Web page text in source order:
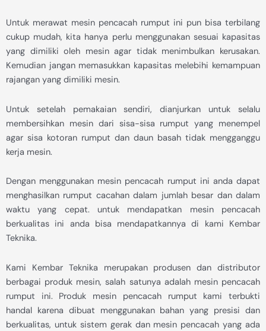
Untuk merawat mesin pencacah rumput ini pun bisa terbilang
cukup mudah, kita hanya perlu menggunakan sesuai kapasitas
yang dimiliki oleh mesin agar tidak menimbulkan kerusakan.
Kemudian jangan memasukkan kapasitas melebihi kemampuan
rajangan yang dimiliki mesin.
Untuk setelah pemakaian sendiri, dianjurkan untuk selalu
membersihkan mesin dari sisa-sisa rumput yang menempel
agar sisa kotoran rumput dan daun basah tidak mengganggu
kerja mesin.
Dengan menggunakan mesin pencacah rumput ini anda dapat
menghasilkan rumput cacahan dalam jumlah besar dan dalam
waktu yang cepat. untuk mendapatkan mesin pencacah
berkualitas ini anda bisa mendapatkannya di kami Kembar
Teknika.
Kami Kembar Teknika merupakan produsen dan distributor
berbagai produk mesin, salah satunya adalah mesin pencacah
rumput ini. Produk mesin pencacah rumput kami terbukti
handal karena dibuat menggunakan bahan yang presisi dan
berkualitas, untuk sistem gerak dan mesin pencacah yang ada